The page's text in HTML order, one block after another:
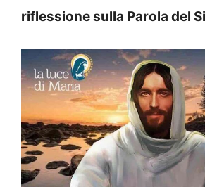
riflessione sulla Parola del